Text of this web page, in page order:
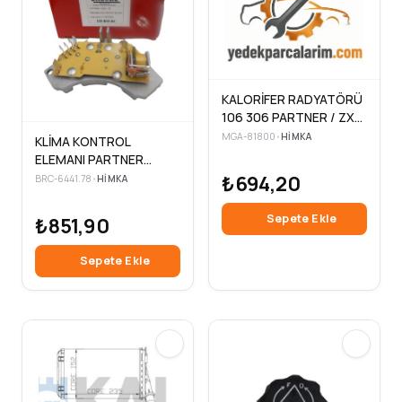
KLİMA KONTROL
ELEMANI PARTNER
BERLINGO 1.9 2.0 HDİ-
BRC-6441.78 •HIMKA
₺851,90
Sepete Ekle
KALORİFER RADYATÖRÜ
106 306 PARTNER / ZX
SAXO XSARA XANTIA
MGA-81800 •HIMKA
₺694,20
Sepete Ekle